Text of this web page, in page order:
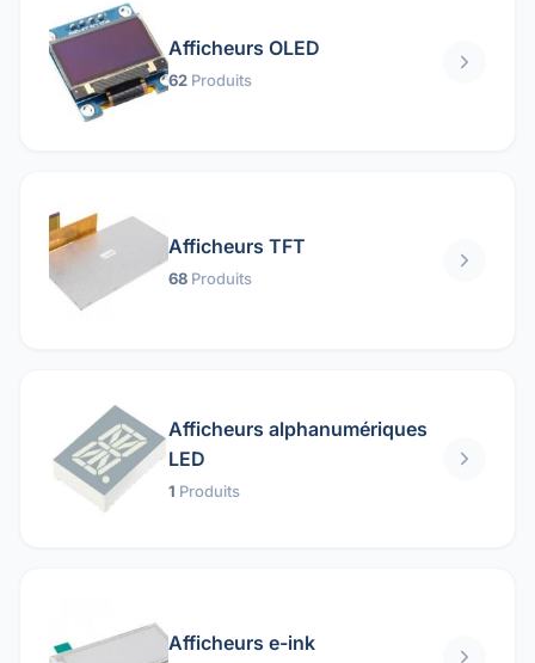
Afficheurs OLED
62 Produits
Afficheurs TFT
68 Produits
Afficheurs alphanumériques
LED
1 Produits
Afficheurs e-ink